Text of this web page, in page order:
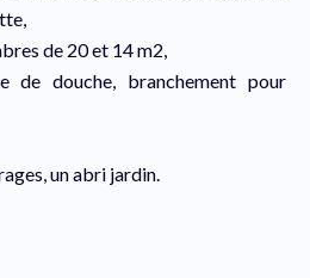
de 20 et 14 m2,
de douche, branchement pour
un abri jardin.